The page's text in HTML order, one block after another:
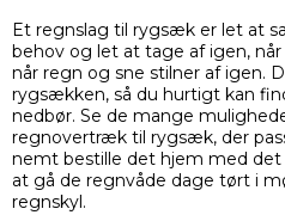
Et regnslag til rygsæk er let at
behov og let at tage af igen,
når regn og sne stilner af igen.
rygsækken, så du hurtigt kan
nedbør. Se de mange
regnovertræk til rygsæk, der
nemt bestille det hjem med det
at gå de regnvåde dage tørt i
regnskyl.